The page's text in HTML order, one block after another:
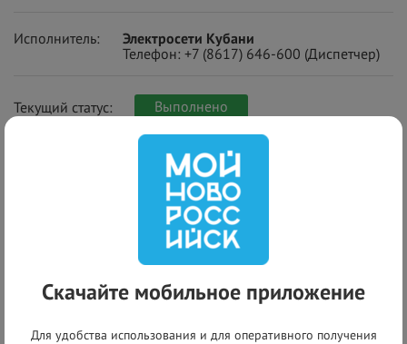
Исполнитель:
Электросети Кубани
Телефон: +7 (8617) 646-600 (Диспетчер)
Текущий статус: Выполнено
Скачайте мобильное приложение
Для удобства использования и для оперативного получения